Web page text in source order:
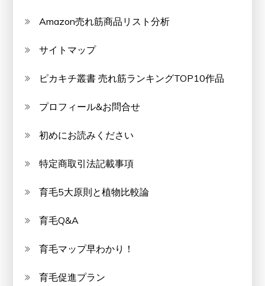
Amazon売れ筋商品リスト分析
サイトマップ
ピカキチ叢書 売れ筋ランキングTOP10作品
プロフィール&お問合せ
初めにお読みください
特定商取引法記載事項
育毛5大原則と植物比較論
育毛Q&A
育毛マップ早わかり！
育毛促進プラン